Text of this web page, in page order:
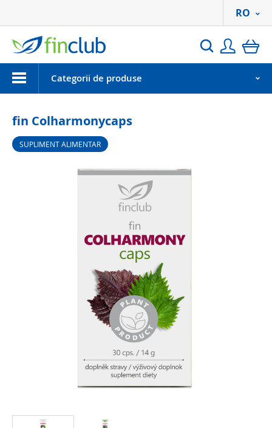
Search
RO
MenuCategorii de produse
fin Colharmonycaps
SUPLIMENT ALIMENTAR